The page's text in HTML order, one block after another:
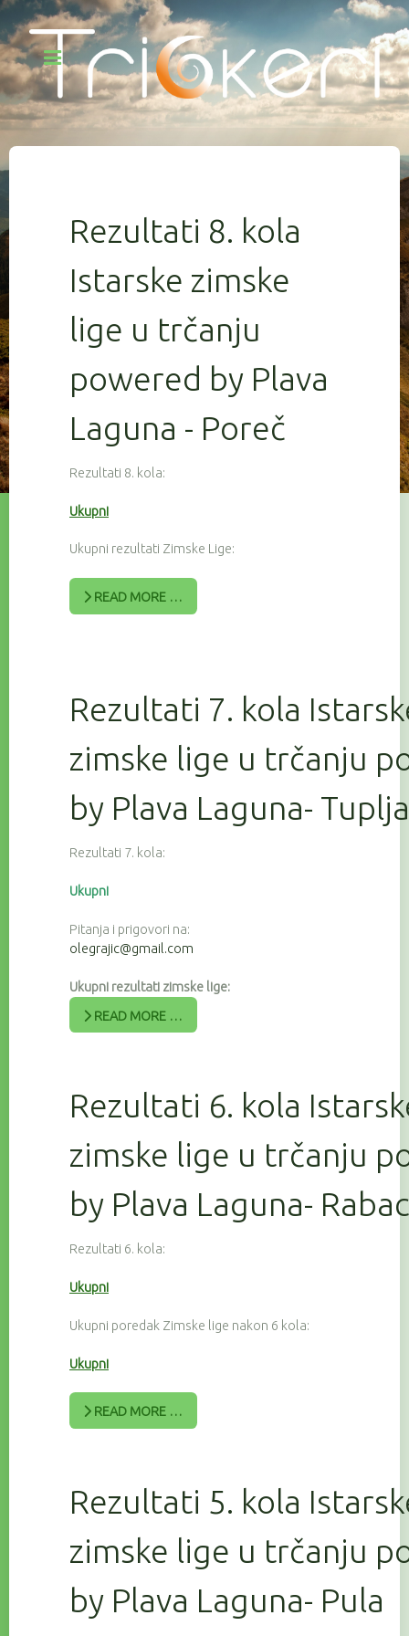
Rezultati 8. kola
Istarske zimske
lige u trčanju
powered by Plava
Laguna - Poreč
Rezultati 8. kola:
Ukupni
Ukupni rezultati Zimske Lige:
READ MORE …
Rezultati 7. kola
zimske lige u trčanju
by Plava Laguna-
Rezultati 7. kola:
Ukupni
Pitanja i prigovori na:
olegrajic@gmail.com
Ukupni rezultati zimske lige:
READ MORE …
Rezultati 6. kola
zimske lige u trčanju
by Plava Laguna- Rabac
Rezultati 6. kola:
Ukupni
Ukupni poredak Zimske lige nakon 6 kola:
Ukupni
READ MORE …
Rezultati 5. kola
zimske lige u trčanju
by Plava Laguna- Pula